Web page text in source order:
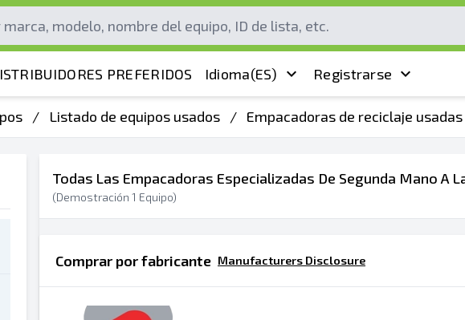
PREFERIDOS Idioma(ES) Registrarse
/ Listado de equipos usados / Empacadoras de reciclaje usadas
Todas Las Empacadoras Especializadas De Segunda Mano A
(Demostración 1 Equipo)
Comprar por fabricante Manufacturers Disclosure